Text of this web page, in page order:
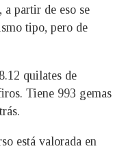
a partir de eso se
tipo, pero de
quilates de
Tiene 993 gemas
está valorada en